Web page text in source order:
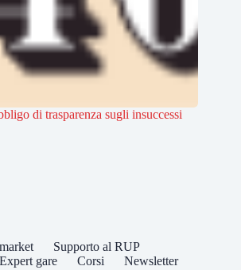
di trasparenza sugli insuccessi
Supporto al RUP
gare
Corsi Newsletter